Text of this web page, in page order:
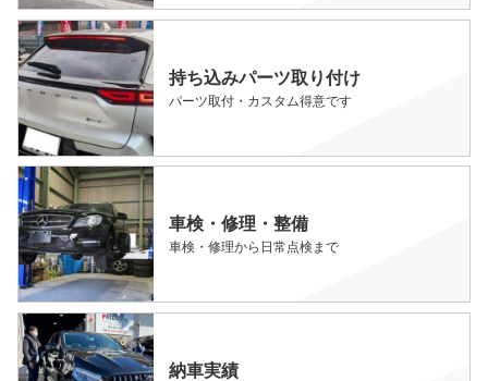
持ち込みパーツ取り付け
パーツ取付・カスタム得意です
車検・修理・整備
車検・修理から日常点検まで
納車実績